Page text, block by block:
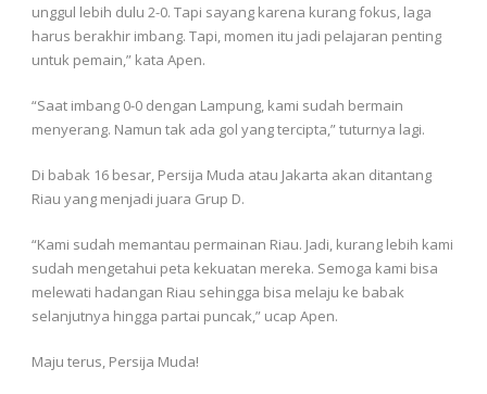
unggul lebih dulu 2-0. Tapi sayang karena kurang fokus, laga
harus berakhir imbang. Tapi, momen itu jadi pelajaran penting
untuk pemain,” kata Apen.
“Saat imbang 0-0 dengan Lampung, kami sudah bermain
menyerang. Namun tak ada gol yang tercipta,” tuturnya lagi.
Di babak 16 besar, Persija Muda atau Jakarta akan ditantang
Riau yang menjadi juara Grup D.
“Kami sudah memantau permainan Riau. Jadi, kurang lebih kami
sudah mengetahui peta kekuatan mereka. Semoga kami bisa
melewati hadangan Riau sehingga bisa melaju ke babak
selanjutnya hingga partai puncak,” ucap Apen.
Maju terus, Persija Muda!